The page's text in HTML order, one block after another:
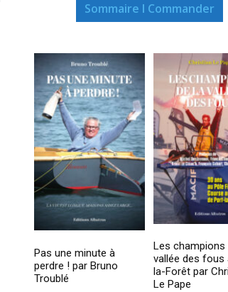
Sommaire I Commander
Pas une minute à
perdre ! par Bruno
Troublé
Les champions
vallée des fous
la-Forêt par
Le Pape